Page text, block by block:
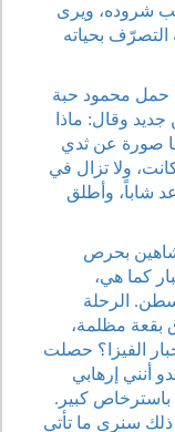
شروده، ويرى
التصرّف بحياته
حمل محمود حبة
وقال: ماذا
صورة عن ثدي
كانت، ولا تزال في
شاباً، وأطلق
بحرص
كما هي،
الرحلة
بقعة مظلمة،
الفيزا؟ حصلت
أنني إرهابي
باسترخاص كبير.
ذلك سنرى ما تأتي